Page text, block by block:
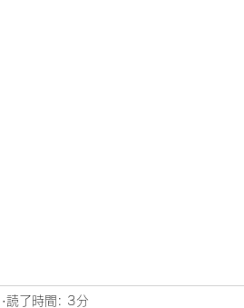
読了時間: 3分